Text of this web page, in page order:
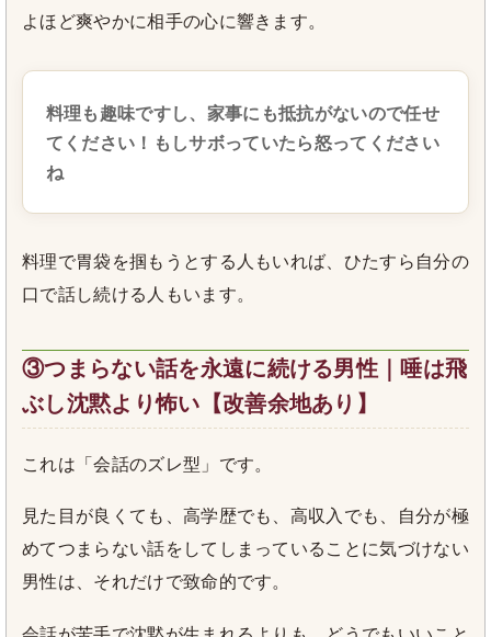
よほど爽やかに相手の心に響きます。
料理も趣味ですし、家事にも抵抗がないので任せ
てください！もしサボっていたら怒ってください
ね
料理で胃袋を掴もうとする人もいれば、ひたすら自分の
口で話し続ける人もいます。
③つまらない話を永遠に続ける男性｜唾は飛
ぶし沈黙より怖い【改善余地あり】
これは「会話のズレ型」です。
見た目が良くても、高学歴でも、高収入でも、自分が極
めてつまらない話をしてしまっていることに気づけない
男性は、それだけで致命的です。